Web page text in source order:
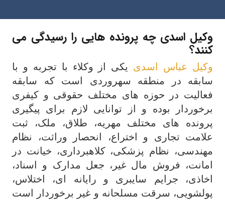
وکیل اسدی چه پرونده هایی را رسیدگی می
کنند؟
وکیل عباس اسدی یکی از وکلاء با تجربه و با
سابقه در منطقه سهروردی است که سابقه
فعالیت در حوزه های مختلف حقوقی و کیفری
برخوردار بوده و از توانایی لازم برای پیگیری
پرونده های مختلف مهریه، طلاق، ملک، ثبت
علامت تجاری و اختراع، انحصار وراثت، نظام
مهندسی، نظام پزشکی، کلاهبرداری، خیانت در
امانت، فروش مال غیر، جعل مدارک و اسناد،
اخاذی، جرایم سایبری و رایانه ای، اختلاس،
پولشویی، سرقت مسلحانه و غیر برخوردار است